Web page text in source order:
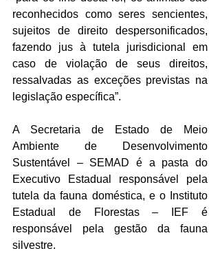
reconhecidos como seres sencientes,
sujeitos de direito despersonificados,
fazendo jus à tutela jurisdicional em
caso de violação de seus direitos,
ressalvadas as exceções previstas na
legislação específica”.
A Secretaria de Estado de Meio
Ambiente de Desenvolvimento
Sustentável – SEMAD é a pasta do
Executivo Estadual responsável pela
tutela da fauna doméstica, e o Instituto
Estadual de Florestas – IEF é
responsável pela gestão da fauna
silvestre.